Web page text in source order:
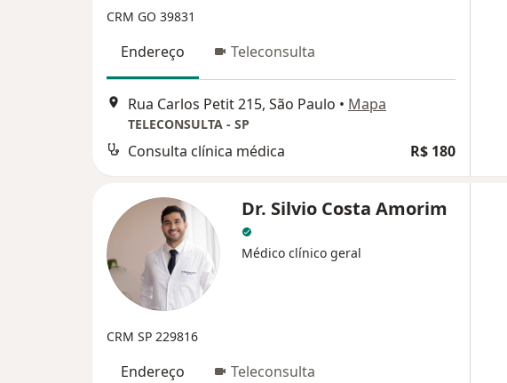
CRM GO 39831
Endereço Teleconsulta
Rua Carlos Petit 215, São Paulo • Mapa
TELECONSULTA - SP
Consulta clínica médica R$ 180
Dr. Silvio Costa Amorim
Médico clínico geral
CRM SP 229816
Endereço Teleconsulta